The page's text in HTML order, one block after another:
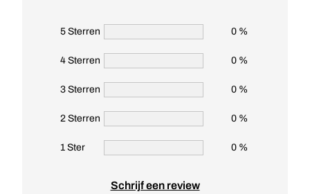
5 Sterren 0 %
4 Sterren 0 %
3 Sterren 0 %
2 Sterren 0 %
1 Ster 0 %
Schrijf een review